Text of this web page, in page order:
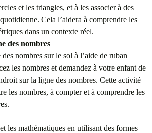
et les triangles, et à les associer à des
Cela l’aidera à comprendre les
dans un contexte réel.
des nombres
nombres sur le sol à l’aide de ruban
les nombres et demandez à votre enfant de
sur la ligne des nombres. Cette activité
les nombres, à compter et à comprendre les
les mathématiques en utilisant des formes